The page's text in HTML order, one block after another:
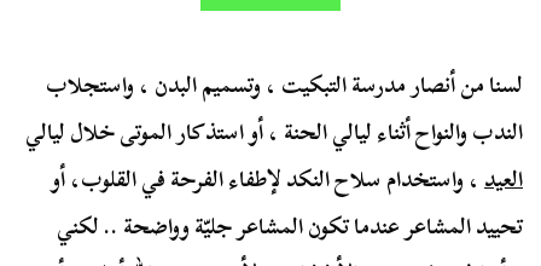
لسنا من أنصار مدرسة التبكيت ، وتسميم البدن ، واستجلاب
الندب والنواح أثناء ليالي الحنة ، أو استذكار الموتى خلال ليالي
العيد، واستخدام سلاح النكد لإطفاء الفرحة في القلوب، أو
تحييد المشاعر عندما تكون المشاعر جليّة وواضحة .. لكني